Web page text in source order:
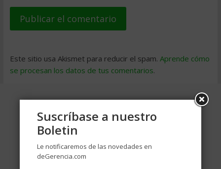
Este sitio usa Akismet para reducir el spam. Aprende cómo
se procesan los datos de tus comentarios.
Suscríbase a nuestro
Boletin
Le notificaremos de las novedades en
deGerencia.com